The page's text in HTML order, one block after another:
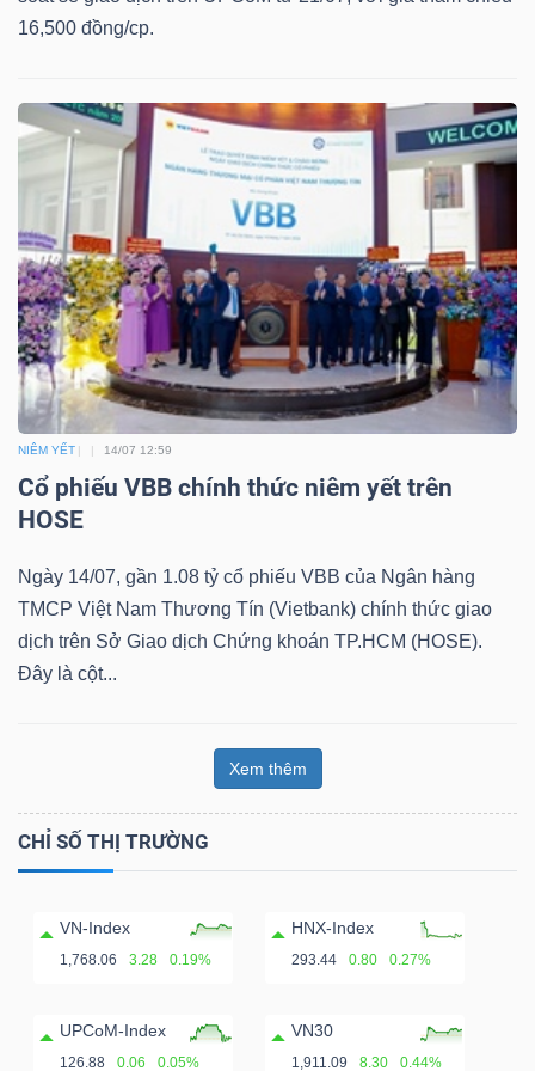
16,500 đồng/cp.
NIÊM YẾT 14/07 12:59
Cổ phiếu VBB chính thức niêm yết trên
HOSE
Ngày 14/07, gần 1.08 tỷ cổ phiếu VBB của Ngân hàng
TMCP Việt Nam Thương Tín (Vietbank) chính thức giao
dịch trên Sở Giao dịch Chứng khoán TP.HCM (HOSE).
Đây là cột...
Xem thêm
CHỈ SỐ THỊ TRƯỜNG
VN-Index
1,768.06 3.28 0.19%
HNX-Index
293.44 0.80 0.27%
UPCoM-Index
126.88 0.06 0.05%
VN30
1,911.09 8.30 0.44%
Công
đầu
tư
Truyền
thông
tài
chính
Dữ
liệu